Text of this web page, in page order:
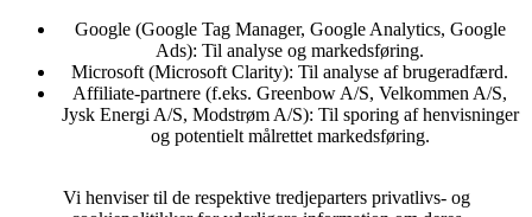
Google (Google Tag Manager, Google Analytics, Google
Ads): Til analyse og markedsføring.
Microsoft (Microsoft Clarity): Til analyse af brugeradfærd.
Affiliate-partnere (f.eks. Greenbow A/S, Velkommen A/S,
Jysk Energi A/S, Modstrøm A/S): Til sporing af henvisninger
og potentielt målrettet markedsføring.
Vi henviser til de respektive tredjeparters privatlivs- og